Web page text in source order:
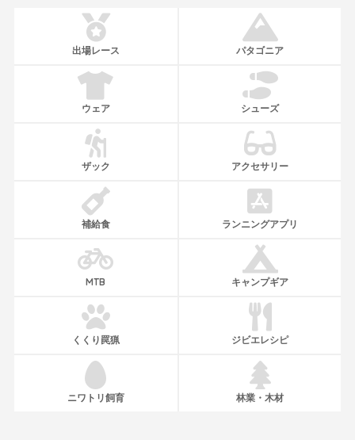
出場レース パタゴニア
ウェア シューズ
ザック アクセサリー
補給食 ランニングアプリ
MTB キャンプギア
くくり罠猟 ジビエレシピ
ニワトリ飼育 林業・木材